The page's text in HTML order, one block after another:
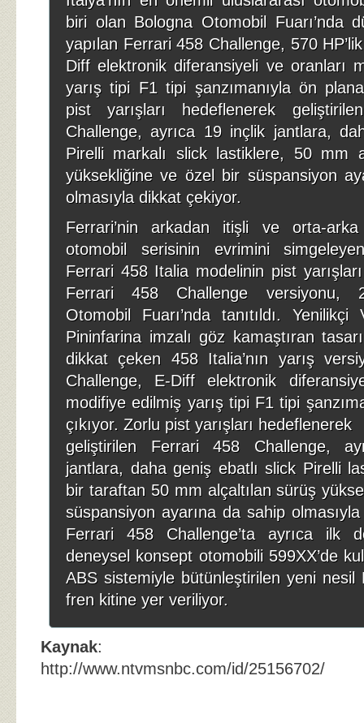
biri olan Bologna Otomobil Fuarı’nda
yapılan Ferrari 458 Challenge, 570
Diff elektronik diferansiyeli ve oranları
yarış tipi F1 tipi şanzımanıyla ön
pist yarışları hedeflenerek
Challenge, ayrıca 19 inçlik jantlara,
Pirelli markalı slick lastiklere, 50 mm
yüksekliğine ve özel bir süspansiyon
olmasıyla dikkat çekiyor.
Ferrari’nin arkadan itişli ve orta-
otomobil serisinin evrimini
Ferrari 458 Italia modelinin pist
Ferrari 458 Challenge versiyonu,
Otomobil Fuarı’nda tanıtıldı.
Pininfarina imzalı göz kamaştıran
dikkat çeken 458 Italia’nın yarış
Challenge, E-Diff elektronik
modifiye edilmiş yarış tipi F1 tipi
çıkıyor. Zorlu pist yarışları hedeflenerek
geliştirilen Ferrari 458 Challenge,
jantlara, daha geniş ebatlı slick Pirelli
bir taraftan 50 mm alçaltılan sürüş
süspansiyon ayarına da sahip
Ferrari 458 Challenge’ta ayrıca ilk
deneysel konsept otomobili 599XX’de
ABS sistemiyle bütünleştirilen yeni nesil
fren kitine yer veriliyor.
Kaynak:
http://www.ntvmsnbc.com/id/25156702/